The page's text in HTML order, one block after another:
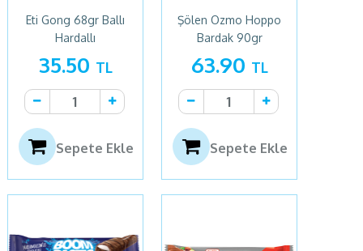
Eti Gong 68gr Ballı
Hardallı
35.50 TL
Sepete Ekle
Şölen Ozmo Hoppo
Bardak 90gr
63.90 TL
Sepete Ekle